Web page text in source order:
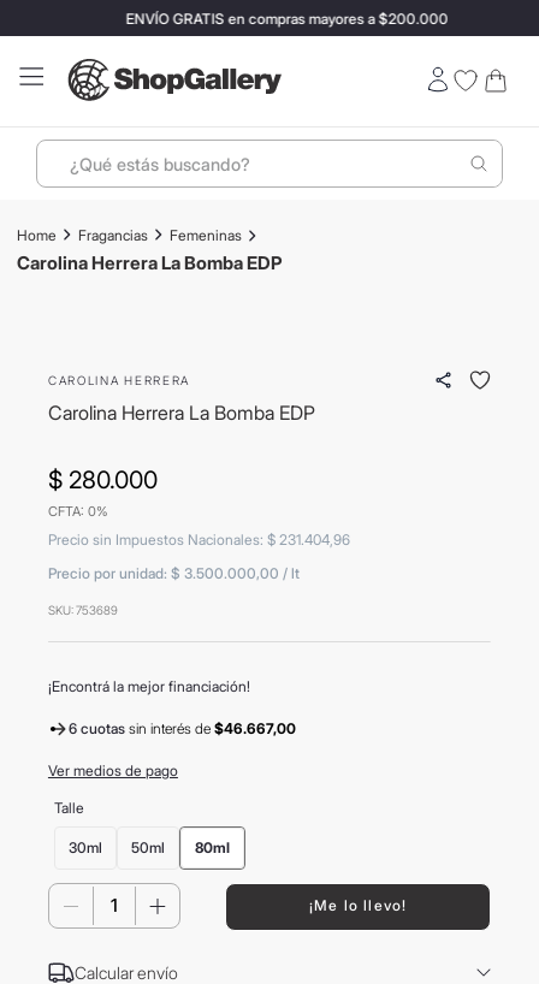
ENVÍO GRATIS en compras mayores a $200.000
¿Qué estás buscando?
Fragancias Femeninas
Carolina Herrera La Bomba EDP
CAROLINA HERRERA
Carolina Herrera La Bomba EDP
$ 280.000
CFTA: 0%
Precio sin Impuestos Nacionales: $ 231.404, 96
Precio por unidad: $ 3.500.000,00 / lt
SKU:753689
¡Encontrá la mejor financiación!
6 cuotas sin interésde $46.667,00
Ver medios de pago
Talle
30ml 50ml 80ml
＋
－ ¡Me lo llevo!
Calcular envío
1. perfumes
4. termo stanley
6. vino
7
mochila
10. termo